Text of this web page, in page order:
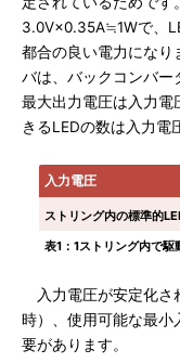
3.0V×0.35A≒1Wで、
都合の良い電力になり
バは、バックコンバー
最大出力電圧は入力電
きるLEDの数は入力電
入力電圧
ストリング内の標準的
表1：1ストリング内で
入力電圧が安定化さ
時）、使用可能な最小
要があります。